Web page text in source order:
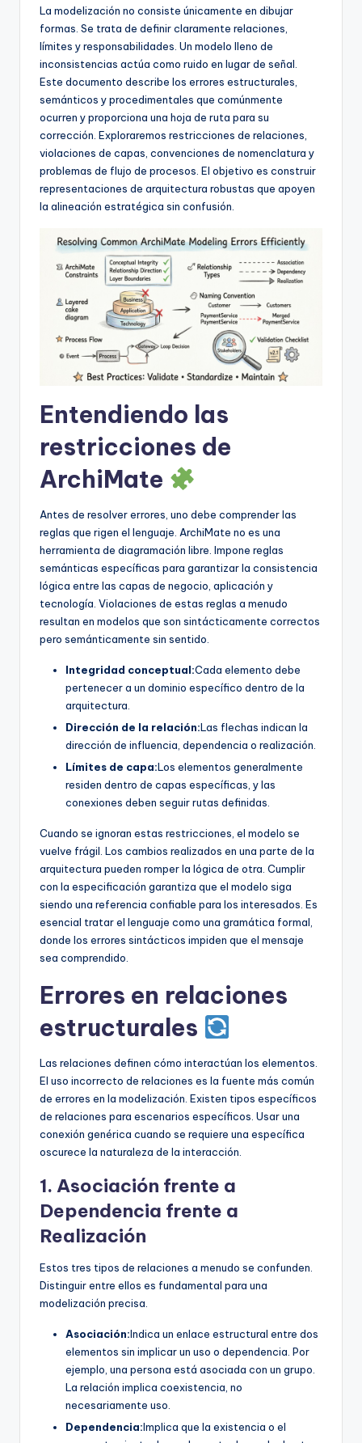
w
La modelización no consiste únicamente en dibujar
formas. Se trata de definir claramente relaciones,
límites y responsabilidades. Un modelo lleno de
inconsistencias actúa como ruido en lugar de señal.
Este documento describe los errores estructurales,
semánticos y procedimentales que comúnmente
ocurren y proporciona una hoja de ruta para su
corrección. Exploraremos restricciones de relaciones,
violaciones de capas, convenciones de nomenclatura y
problemas de flujo de procesos. El objetivo es construir
representaciones de arquitectura robustas que apoyen
la alineación estratégica sin confusión.
Entendiendo las
restricciones de
ArchiMate
Antes de resolver errores, uno debe comprender las
reglas que rigen el lenguaje. ArchiMate no es una
herramienta de diagramación libre. Impone reglas
semánticas específicas para garantizar la consistencia
lógica entre las capas de negocio, aplicación y
tecnología. Violaciones de estas reglas a menudo
resultan en modelos que son sintácticamente correctos
pero semánticamente sin sentido.
Integridad conceptual:Cada elemento debe
pertenecer a un dominio específico dentro de la
arquitectura.
Dirección de la relación:Las flechas indican la
dirección de influencia, dependencia o realización.
Límites de capa:Los elementos generalmente
residen dentro de capas específicas, y las
conexiones deben seguir rutas definidas.
Cuando se ignoran estas restricciones, el modelo se
vuelve frágil. Los cambios realizados en una parte de la
arquitectura pueden romper la lógica de otra. Cumplir
con la especificación garantiza que el modelo siga
siendo una referencia confiable para los interesados. Es
esencial tratar el lenguaje como una gramática formal,
donde los errores sintácticos impiden que el mensaje
sea comprendido.
Errores en relaciones
estructurales
Las relaciones definen cómo interactúan los elementos.
El uso incorrecto de relaciones es la fuente más común
de errores en la modelización. Existen tipos específicos
de relaciones para escenarios específicos. Usar una
conexión genérica cuando se requiere una específica
oscurece la naturaleza de la interacción.
1. Asociación frente a
Dependencia frente a
Realización
Estos tres tipos de relaciones a menudo se confunden.
Distinguir entre ellos es fundamental para una
modelización precisa.
Asociación:Indica un enlace estructural entre dos
elementos sin implicar un uso o dependencia. Por
ejemplo, una persona está asociada con un grupo.
La relación implica coexistencia, no
necesariamente uso.
Dependencia:Implica que la existencia o el